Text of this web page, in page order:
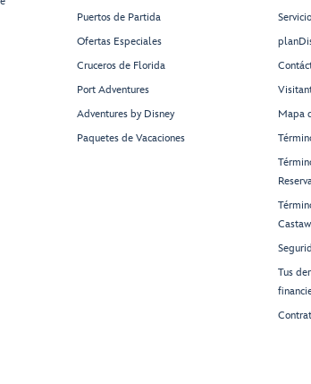
Puertos de Partida
Ofertas Especiales
Cruceros de Florida
Port Adventures
Adventures by Disney
Paquetes de Vacaciones
Mapa
Tus